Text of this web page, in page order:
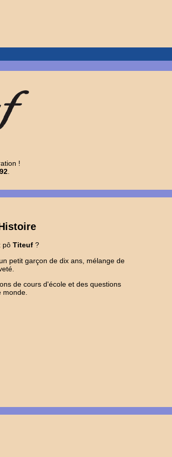
!
pô Titeuf?
petit garçon de dix ans, mélange de
de cours d'école et des questions